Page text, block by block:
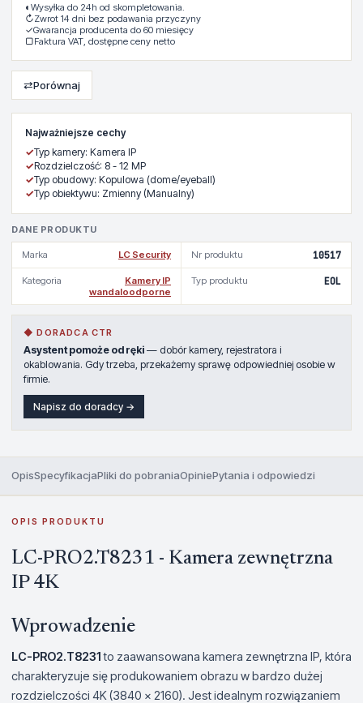
Najważniejsze cechy
✓Typ kamery: Kamera IP
✓Rozdzielczość: 8 - 12 MP
✓Typ obudowy: Kopulowa (dome/eyeball)
✓Typ obiektywu: Zmienny (Manualny)
DANE PRODUKTU
Marka LC Security Nr produktu 10517
Kategoria
Kamery IP
wandaloodporne
Typ produktu EOL
◆ DORADCA CTR
Asystent pomoże od ręki — dobór kamery, rejestratora i
okablowania. Gdy trzeba, przekażemy sprawę odpowiedniej osobie w
firmie.
Napisz do doradcy →
◐ Wysyłka do 24h od skompletowania.
↻Zwrot 14 dni bez podawania przyczyny
✓Gwarancja producenta do 60 miesięcy
▢Faktura VAT, dostępne ceny netto
⇄Porównaj
OpisSpecyfikacjaPliki do pobraniaOpiniePytania i odpowiedzi
OPIS PRODUKTU
LC-PRO2.T8231 - Kamera zewnętrzna
IP 4K
Wprowadzenie
LC-PRO2.T8231to zaawansowana kamera zewnętrzna IP, która
charakteryzuje się produkowaniem obrazu w bardzo dużej
rozdzielczości 4K (3840 x 2160). Jest idealnym rozwiązaniem